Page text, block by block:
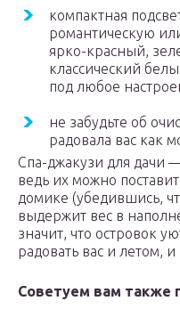
компактная
романтическую
ярко-красный,
классический
под любое
не забудьте об
радовала вас как
Спа-джакузи для дачи
ведь их можно
домике (убедившись,
выдержит вес в
значит, что островок
радовать вас и летом,
Советуем вам также